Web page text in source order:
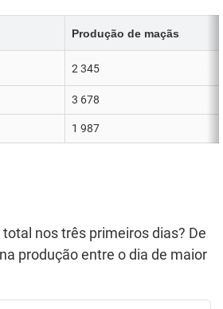
Produção de maçãs
2 345
3 678
1 987
nos três primeiros dias? De
produção entre o dia de maior